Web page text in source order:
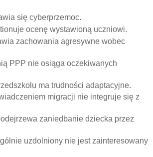
się cyberprzemoc.
ocenę wystawioną uczniowi.
zachowania agresywne wobec
PPP nie osiąga oczekiwanych
ma trudności adaptacyjne.
migracji nie integruje się z
zaniedbanie dziecka przez
uzdolniony nie jest zainteresowany